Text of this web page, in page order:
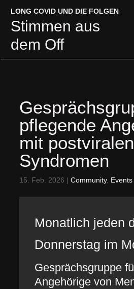
LONG COVID UND DIE FOLGEN
Stimmen aus
dem Off
LONG COVID UND DIE FOLGEN
Stimmen aus
dem Off
pflegende
mit postviralen
Syndromen
15. Feb. 2026 | Community, Events
Monatlich jeden
Donnerstag im
Gesprächsgruppe
Angehörige von